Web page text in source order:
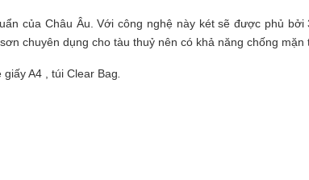
của Châu Âu. Với công nghệ này két sẽ được phủ
chuyên dụng cho tàu thuỷ nên có khả năng chống mặn
A4 , túi Clear Bag